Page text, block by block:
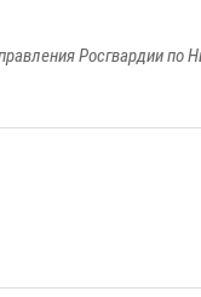
Росгвардии по